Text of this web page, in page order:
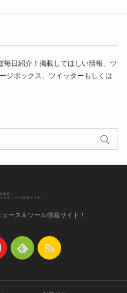
日紹介！掲載してほしい情報、ツ
ジボックス、ツイッターもしくは
ース＆ツール情報サイト！